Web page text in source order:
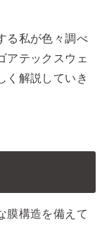
る私が色々調べ
アテックスウェ
く解説していき
膜構造を備えて